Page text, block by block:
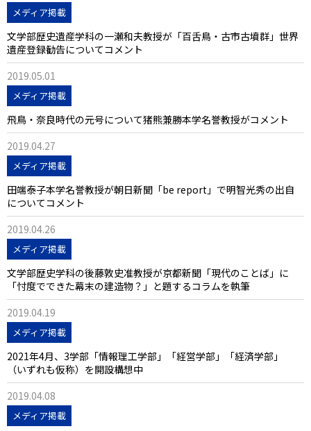
メディア掲載
文学部歴史遺産学科の一瀬和夫教授が「百舌鳥・古市古墳群」世界
遺産登録勧告についてコメント
2019.05.01
メディア掲載
飛鳥・奈良時代の元号について猪熊兼勝本学名誉教授がコメント
2019.04.27
メディア掲載
田端泰子本学名誉教授が朝日新聞「be report」で明智光秀の出自
についてコメント
2019.04.26
メディア掲載
文学部歴史学科の後藤敦史准教授が京都新聞「現代のことば」に
「忖度でできた幕末の建造物？」と題するコラムを執筆
2019.04.19
メディア掲載
2021年4月、3学部「情報理工学部」「経営学部」「経済学部」
（いずれも仮称）を開設構想中
2019.04.08
メディア掲載